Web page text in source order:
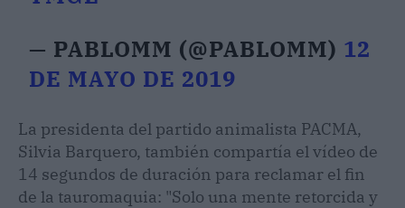
— PABLOMM (@PABLOMM) 12
DE MAYO DE 2019
La presidenta del partido animalista PACMA,
Silvia Barquero, también compartía el vídeo de
14 segundos de duración para reclamar el fin
de la tauromaquia: "Solo una mente retorcida y